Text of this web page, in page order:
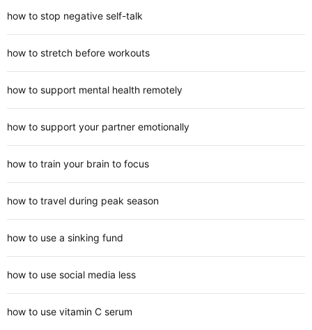
how to stop negative self-talk
how to stretch before workouts
how to support mental health remotely
how to support your partner emotionally
how to train your brain to focus
how to travel during peak season
how to use a sinking fund
how to use social media less
how to use vitamin C serum